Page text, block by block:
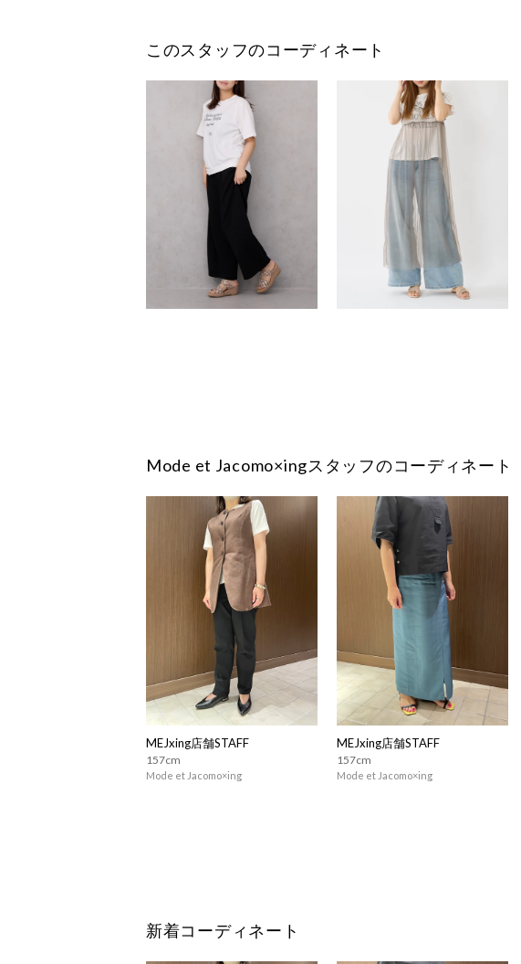
このスタッフのコーディネート
Mode et Jacomo×ingスタッフのコーディネート
MEJxing店舗STAFF
157cm
Mode et Jacomo×ing
MEJxing店舗STAFF
157cm
Mode et Jacomo×ing
新着コーディネート